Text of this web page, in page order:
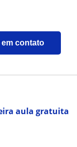
em contato
aula gratuita